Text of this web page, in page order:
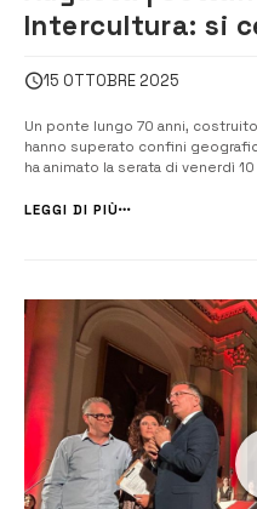
Intercultura: si
15 OTTOBRE 2025
Un ponte lungo 70 anni,
hanno superato confini
ha animato la serata di venerdì
Intercultura ha celebrato il
LEGGI DI PIÙ